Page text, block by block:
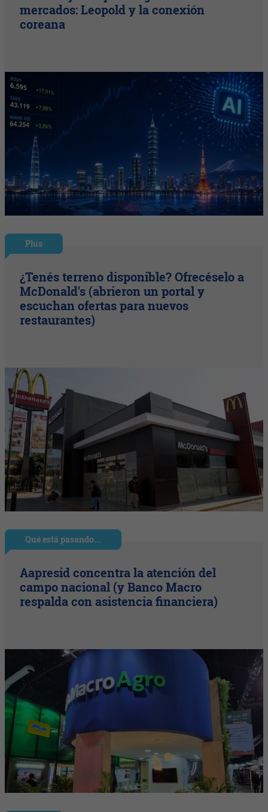
mercados: Leopold y la conexión
coreana
Plus
¿Tenés terreno disponible? Ofrecéselo a
McDonald's (abrieron un portal y
escuchan ofertas para nuevos
restaurantes)
Qué está pasando...
Aapresid concentra la atención del
campo nacional (y Banco Macro
respalda con asistencia financiera)